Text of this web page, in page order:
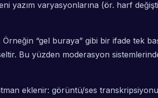
yazım varyasyonlarına (ör. harf
“gel buraya” gibi bir ifade tek
Bu yüzden moderasyon
eklenir: görüntü/ses